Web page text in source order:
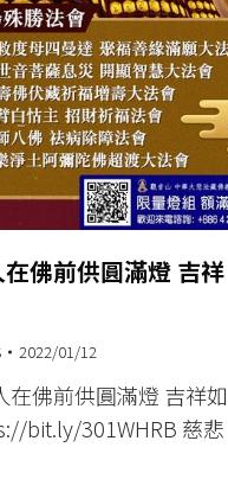
佛前供圓滿燈 吉祥
2022/01/12
佛前供圓滿燈 吉祥如
bit.ly/301WHRB 慈悲